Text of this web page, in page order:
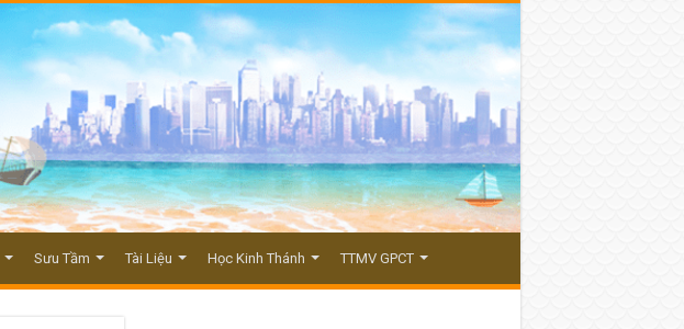
Sưu Tầm Tài Liệu Học Kinh Thánh TTMV GPCT